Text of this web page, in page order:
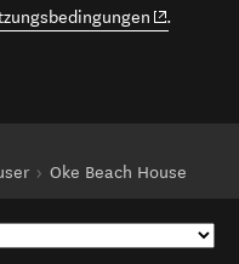
(opens in
.
Oke Beach House